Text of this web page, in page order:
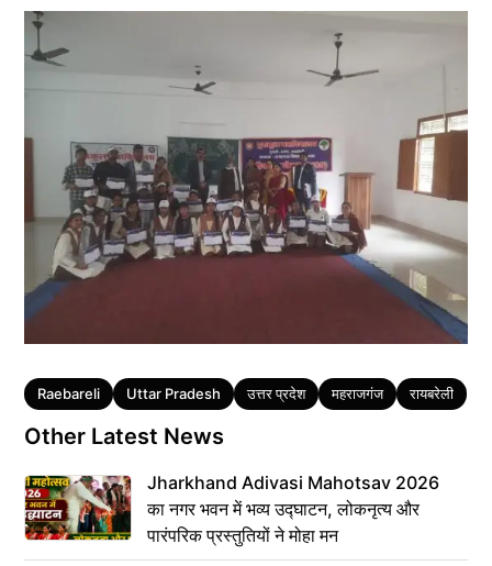
Tags
Raebareli Uttar Pradesh उत्तर प्रदेश महराजगंज रायबरेली
Other Latest News
Jharkhand Adivasi Mahotsav 2026
का नगर भवन में भव्य उद्घाटन, लोकनृत्य और
पारंपरिक प्रस्तुतियों ने मोहा मन